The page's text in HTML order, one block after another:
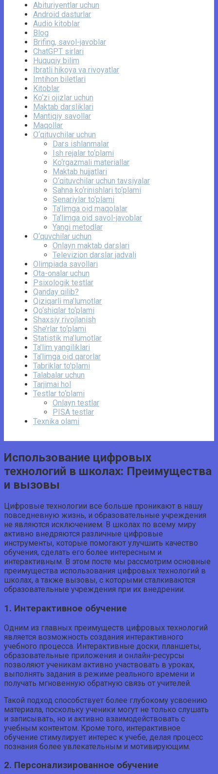
Abituriyentlar uchun
Android dasturlar
Audio kitoblar
Blog
Brifing, savol-javoblar
ChatGPT sirlari
Huquqiy bilim
Ibratli hikoya va rivoyatlar
Imtihon biletlari
Kitoblar
Ko‘zi ojizlar uchun
Maktab darsliklari
Mantiqiy savollar
Maqollar
O‘qituvchilar uchun
Dars ishlanmalar
Ish rejalar to‘plami
Ko‘rgazmali materiallar
Maktab hujjatlari
O‘qituvchilar uchun tavsiyalar
Sahna ko‘rinishlari to‘plami
Senariylar to‘plami
Ta’limga oid maqolalar
Ta’limga oid savol-javoblar
Yangi metodlar
O‘quvchilar uchun
Onlayn maktab darslari
Televizion darslar jadvali
Olimpiada savollari
Ota-onalar uchun
Psixologik testlar
Qanday qilib?
Qiziqarli ma’lumotlar
Qo‘shiqlar to‘plami
Shaxsiy rivojlanish
She’rlar to‘plami
Statistik ma’lumotlar
Ta’lim yangiliklari
Ta’limga oid qarorlar
Tabriklar to'plami
Talabalar uchun
Tarjimai hol
Testlar to‘plami
Onlayn testlar
PISA testlar
Texnika olami
Использование цифровых
технологий в школах: Преимущества
и вызовы
Цифровые технологии все больше проникают в нашу
повседневную жизнь, и образовательные учреждения
не являются исключением. В школах по всему миру
активно внедряются различные цифровые
инструменты, которые помогают улучшить качество
обучения, сделать его более интересным и
интерактивным. В этом посте мы рассмотрим основные
преимущества использования цифровых технологий в
школах, а также вызовы, с которыми сталкиваются
образовательные учреждения при их внедрении.
1. Интерактивное обучение
Одним из главных преимуществ цифровых технологий
является возможность создания интерактивного
учебного процесса. Интерактивные доски, планшеты,
образовательные приложения и онлайн-ресурсы
позволяют ученикам активно участвовать в уроках,
выполнять задания в режиме реального времени и
получать мгновенную обратную связь от учителей.
Такой подход способствует более глубокому усвоению
материала, поскольку ученики могут не только слушать
и записывать, но и активно взаимодействовать с
учебным контентом. Кроме того, интерактивное
обучение стимулирует интерес к учебе, делая процесс
познания более увлекательным и мотивирующим.
2. Персонализированное обучение